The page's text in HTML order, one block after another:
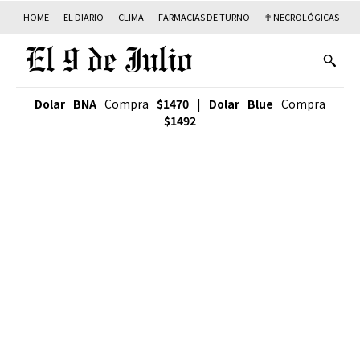
HOME EL DIARIO CLIMA FARMACIAS DE TURNO ✟ NECROLÓGICAS
Dolar BNA Compra $1470 | Dolar Blue Compra
$1492